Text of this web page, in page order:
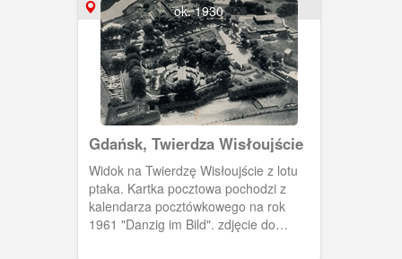
ok. 1930
Gdańsk, Twierdza Wisłoujście
Widok na Twierdzę Wisłoujście z lotu
ptaka. Kartka pocztowa pochodzi z
kalendarza pocztówkowego na rok
1961 "Danzig im Bild". zdjęcie do